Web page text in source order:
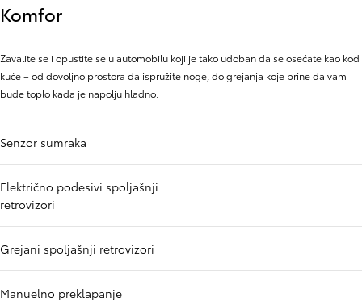
Komfor
Zavalite se i opustite se u automobilu koji je tako udoban da se osećate kao kod
kuće – od dovoljno prostora da ispružite noge, do grejanja koje brine da vam
bude toplo kada je napolju hladno.
Senzor sumraka
Električno podesivi spoljašnji
retrovizori
Grejani spoljašnji retrovizori
Manuelno preklapanje